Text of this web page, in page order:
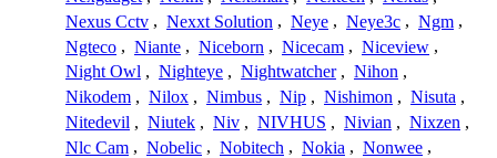
Nexus Cctv , Nexxt Solution , Neye , Neye3c , Ngm ,
Ngteco , Niante , Niceborn , Nicecam , Niceview ,
Night Owl , Nighteye , Nightwatcher , Nihon ,
Nikodem , Nilox , Nimbus , Nip , Nishimon , Nisuta ,
Nitedevil , Niutek , Niv , NIVHUS , Nivian , Nixzen ,
Nlc Cam , Nobelic , Nobitech , Nokia , Nonwee ,